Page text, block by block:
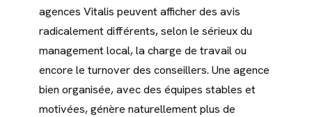
agences Vitalis peuvent afficher des avis
radicalement différents, selon le sérieux du
management local, la charge de travail ou
encore le turnover des conseillers. Une agence
bien organisée, avec des équipes stables et
motivées, génère naturellement plus de